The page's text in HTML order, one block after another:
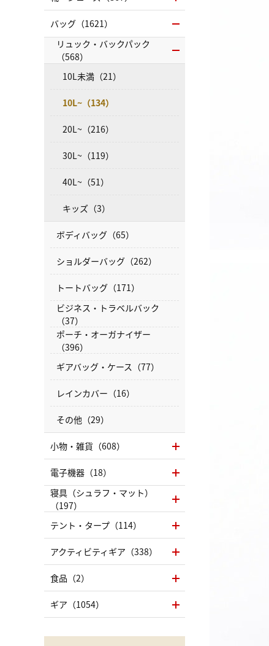
バッグ（1621）
リュック・バックパック
（568）
10L未満（21）
10L~（134）
20L~（216）
30L~（119）
40L~（51）
キッズ（3）
ボディバッグ（65）
ショルダーバッグ（262）
トートバッグ（171）
ビジネス・トラベルバック
（37）
ポーチ・オーガナイザー
（396）
ギアバッグ・ケース（77）
レインカバー（16）
その他（29）
小物・雑貨（608）
電子機器（18）
寝具（シュラフ・マット）
（197）
テント・タープ（114）
アクティビティギア（338）
食品（2）
ギア（1054）